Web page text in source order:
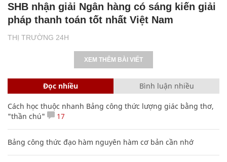
THỊ TRƯỜNG 24H
SHB nhận giải Ngân hàng có sáng kiến giải
pháp thanh toán tốt nhất Việt Nam
XEM THÊM BÀI VIẾT
Đọc nhiều Bình luận nhiều
Cách học thuộc nhanh Bảng công thức lượng giác bằng thơ,
"thần chú"
17
Bảng công thức đạo hàm nguyên hàm cơ bản cần nhớ